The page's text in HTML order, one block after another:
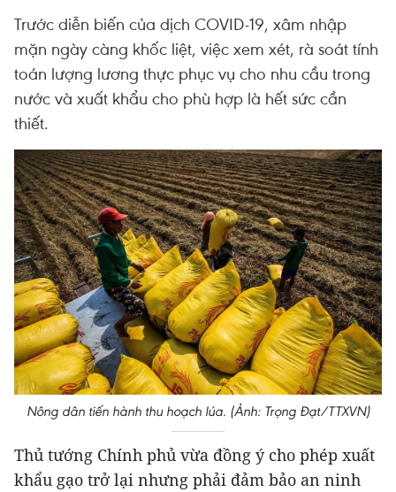
Trước diễn biến của dịch COVID-19, xâm nhập
mặn ngày càng khốc liệt, việc xem xét, rà soát tính
toán lượng lương thực phục vụ cho nhu cầu trong
nước và xuất khẩu cho phù hợp là hết sức cần
thiết.
Nông dân tiến hành thu hoạch lúa. (Ảnh: Trọng Đạt/TTXVN)
Thủ tướng Chính phủ vừa đồng ý cho phép xuất
khẩu gạo trở lại nhưng phải đảm bảo an ninh